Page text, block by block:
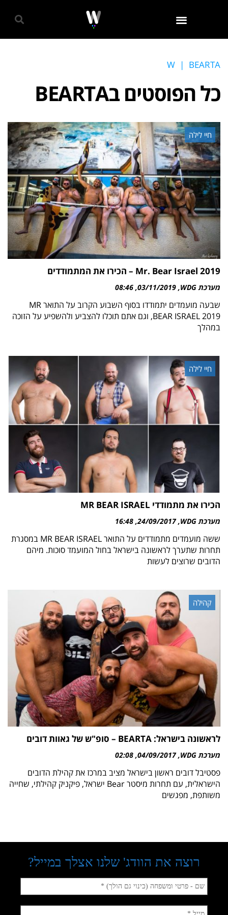
W | BEARTA
כל הפוסטים בBEARTA
חיי לילה
Mr. Bear Israel 2019 – הכירו את המתמודדים
מערכת WDG 03/11/2019
08:46
שבעה מועמדים יתמודדו בסוף השבוע הקרוב על התואר MR
BEAR ISRAEL 2019, וגם אתם תוכלו להצביע ולהשפיע על הזוכה
במהלך
חיי לילה
הכירו את מתמודדי MR BEAR ISRAEL
מערכת WDG 24/09/2017
16:48
ששה מועמדים מתמודדים על התואר MR BEAR ISRAEL במסגרת
תחרות שתערך לראשונה בישראל בחול המועמד סוכות. מיהם
הדובים שרוצים לעשות
קהילה
לראשונה בישראל: BEARTA – סופ"ש של גאוות דובים
מערכת WDG 04/09/2017
02:08
פסטיבל דובים ראשון בישראל מציב במרכז את קהילת הדובים
הישראלית, עם תחרות מיסטר Bear ישראל, פיקניק קהילתי, שחייה
משותפת, מפגשים